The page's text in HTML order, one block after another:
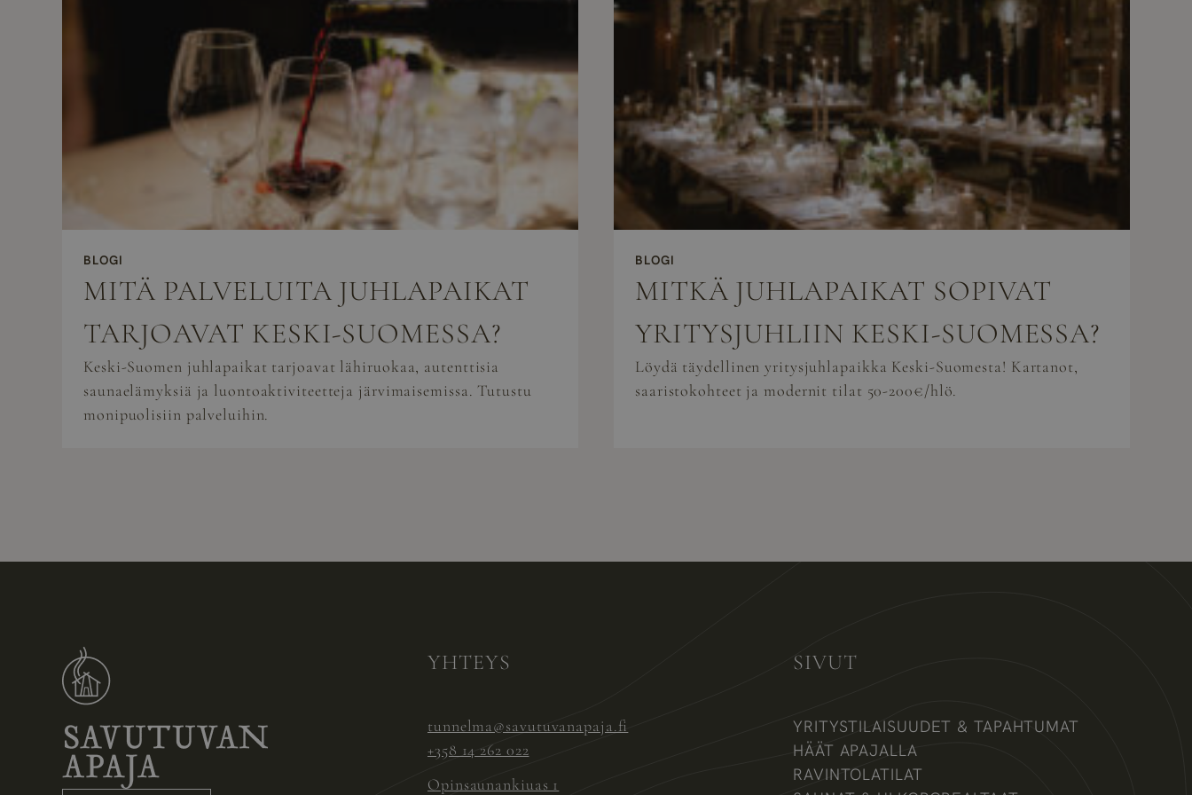
BLOGI
MITÄ PALVELUITA JUHLAPAIKAT
TARJOAVAT KESKI-SUOMESSA?
Keski-Suomen juhlapaikat tarjoavat lähiruokaa, autenttisia
saunaelämyksiä ja luontoaktiviteetteja järvimaisemissa. Tutustu
monipuolisiin palveluihin.
BLOGI
MITKÄ JUHLAPAIKAT SOPIVAT
YRITYSJUHLIIN KESKI-SUOMESSA?
Löydä täydellinen yritysjuhlapaikka Keski-Suomesta! Kartanot,
saaristokohteet ja modernit tilat 50-200€/hlö.
YHTEYS
tunnelma@savutuvanapaja.fi
+358 14 262 022
Opinsaunankiuas 1
SIVUT
YRITYSTILAISUUDET & TAPAHTUMAT
HÄÄT APAJALLA
RAVINTOLATILAT